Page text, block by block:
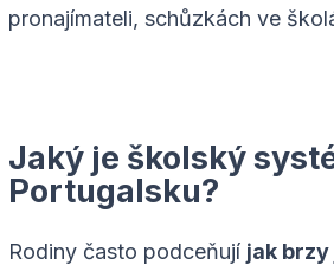
pronajímateli, schůzkách ve
Jaký je školský
Portugalsku?
Rodiny často podceňují jak brzy